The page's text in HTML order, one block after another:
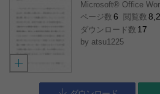
Microsoft® Office
ページ数 6 閲覧数
ダウンロード数 17
by atsu1225